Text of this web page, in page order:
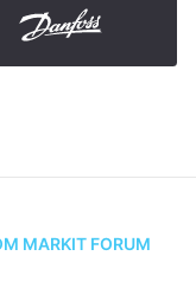
MARKIT FORUM